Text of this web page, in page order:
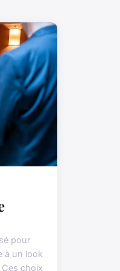
pour
à un look
choix